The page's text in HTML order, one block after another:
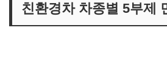
친환경차 차종별 5부제